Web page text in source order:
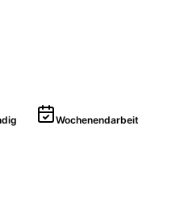
Wochenendarbeit